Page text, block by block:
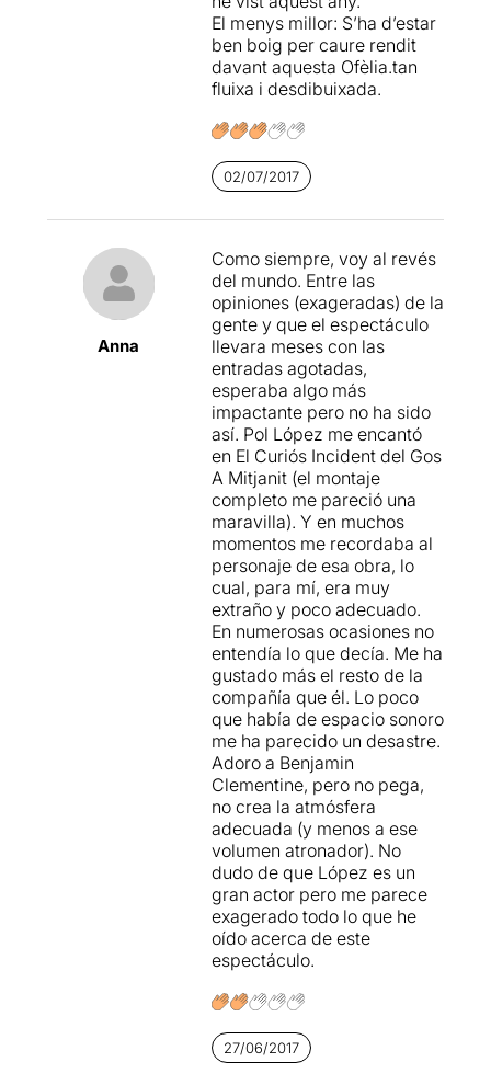
de registres i expressions
que és capaç de fer aquest
actor durant les tres hores
que dura la representació. El
a la bogeria en qüestió de
seva veu és increïble, la
sevapresència omple
gran espai escènic. És
com treballa aquest actor!!!
–Però no ens oblidem de la
resta del repartiment: tot un
luxe! Realment TOTS,
absolutament tots, han estat
genials!Un formidable
Masó en el paper de Poloni
i divertit enterramorts.M’ha
deixat sense alè
extraordinària interpretació
de la Mar Rodríguez en el
paper d’Ofèlia. Sobretot en
el moment de la bogeria,
que ha estat impressionant.
Repeteixo extraordinària!
Què us haig de dir d'Eduard
Fareloen el personatge de
Claudi (germà del Rei
Hamlet i oncle del príncep
Hamlet), del millor que l’he
vist fer dalt d’un escenari.
Ha finginta la perfecció el
seu paper de persona
honrada dins la seva
hipocresia. Per descomptat
que en el seu paper
d’Espectre, ha estat
realment increïble. Molt ben
caracteritzat i amb una veu
totalment d’ultratomba. La
seva interpretació junt amb
la d’en Pol López és del
millor que he vist fins ara,
quant a la representació
d’aquests personatges;
m’atreviria a dir que serà
El menys millor: S’ha d’estar
ben boig per caure rendit
davant aquesta Ofèlia.tan
fluixa i desdibuixada.
02/07/2017
Anna
Como siempre, voy al revés
del mundo. Entre las
opiniones (exageradas) de la
gente y que el espectáculo
llevara meses con las
entradas agotadas,
esperaba algo más
impactante pero no ha sido
así. Pol López me encantó
en El Curiós Incident del Gos
A Mitjanit (el montaje
completo me pareció una
maravilla). Y en muchos
momentos me recordaba al
personaje de esa obra, lo
cual, para mí, era muy
extraño y poco adecuado.
En numerosas ocasiones no
entendía lo que decía. Me ha
gustado más el resto de la
compañía que él. Lo poco
que había de espacio sonoro
me ha parecido un desastre.
Adoro a Benjamin
Clementine, pero no pega,
no crea la atmósfera
adecuada (y menos a ese
volumen atronador). No
dudo de que López es un
gran actor pero me parece
exagerado todo lo que he
oído acerca de este
espectáculo.
27/06/2017